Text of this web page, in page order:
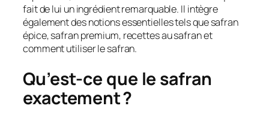
fait de lui un ingrédient remarquable. Il intègre
également des notions essentielles tels que safran
épice, safran premium, recettes au safran et
comment utiliser le safran.
Qu’est-ce que le safran
exactement ?